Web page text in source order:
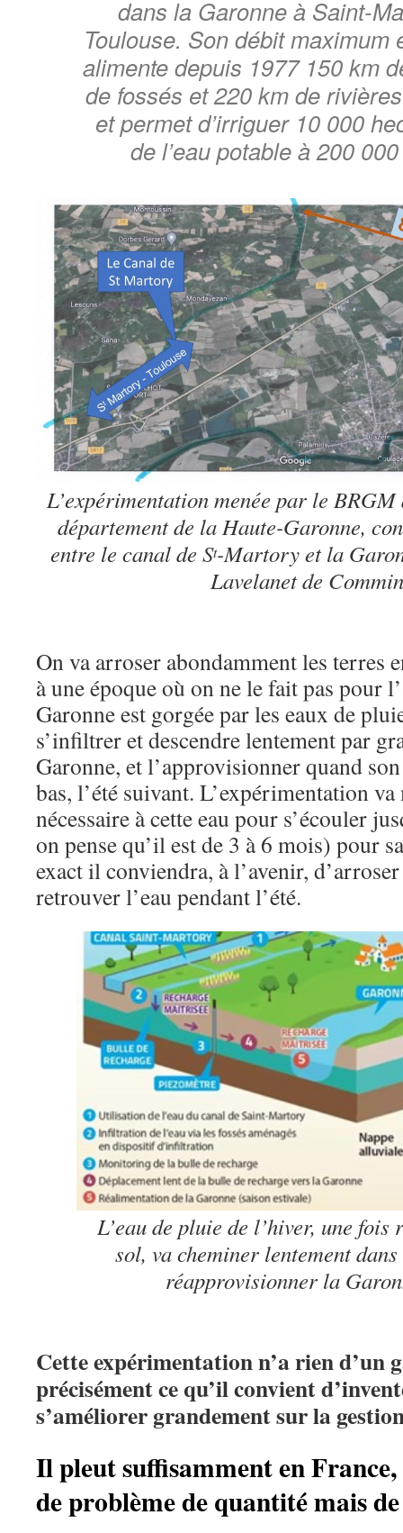
dans la Garonne à Saint-
Toulouse. Son débit maximum
alimente depuis 1977 150 km
de fossés et 220 km de
et permet d’irriguer 10 000
de l’eau potable à 200
L’expérimentation menée par le BRGM
département de la Haute-Garonne,
entre le canal de St-Martory et la
Lavelanet de
On va arroser abondamment les terres
à une époque où on ne le fait pas pour
Garonne est gorgée par les eaux de
s’infiltrer et descendre lentement par
Garonne, et l’approvisionner quand
bas, l’été suivant. L’expérimentation
nécessaire à cette eau pour s’écouler
on pense qu’il est de 3 à 6 mois) pour
exact il conviendra, à l’avenir,
retrouver l’eau pendant l’été.
L’eau de pluie de l’hiver, une fois
sol, va cheminer lentement
réapprovisionner la
Cette expérimentation n’a rien d’un
précisément ce qu’il convient
s’améliorer grandement sur la
Il pleut suffisamment en France,
de problème de quantité mais